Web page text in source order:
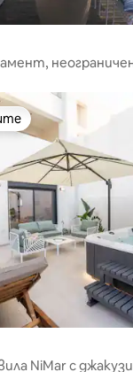
на гостите
NiMar с джакузи